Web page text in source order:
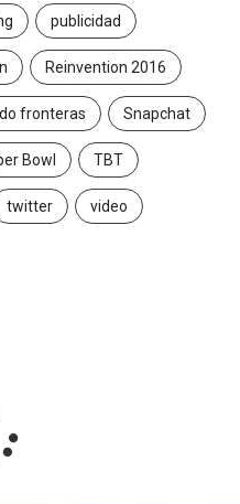
publicidad
Reinvention 2016
fronteras Snapchat
Bowl TBT
twitter video